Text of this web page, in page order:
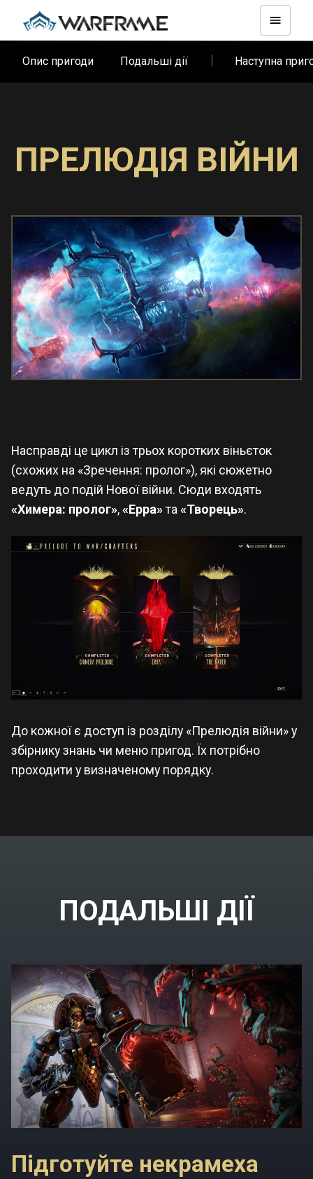
Опис пригоди Подальші дії Наступна
ПРЕЛЮДІЯ ВІЙНИ
Насправді це цикл із трьох коротких віньєток
(схожих на «Зречення: пролог»), які сюжетно
ведуть до подій Нової війни. Сюди входять
«Химера: пролог»,«Ерра»та «Творець».
До кожної є доступ із розділу «Прелюдія війни» у
збірнику знань чи меню пригод. Їх потрібно
проходити у визначеному порядку.
ПОДАЛЬШІ ДІЇ
Підготуйте некрамеха